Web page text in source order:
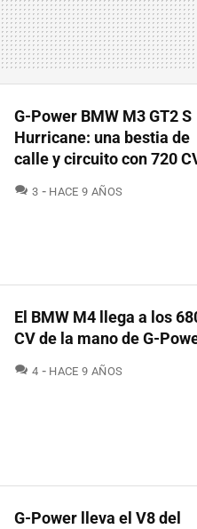
G-Power BMW M3 GT2 S
Hurricane: una bestia de
calle y circuito con 720
3 COMENTARIOS
HACE 9 AÑOS
El BMW M4 llega a los
CV de la mano de G-
4 COMENTARIOS
HACE 9 AÑOS
G-Power lleva el V8 del